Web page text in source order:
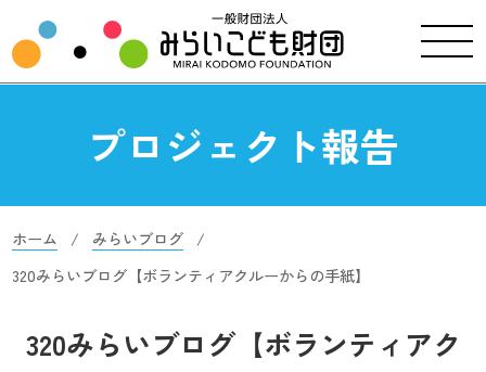
プロジェクト報告
ホーム
みらいブログ
320みらいブログ【ボランティアクルーからの手紙】
320みらいブログ【ボランティアク